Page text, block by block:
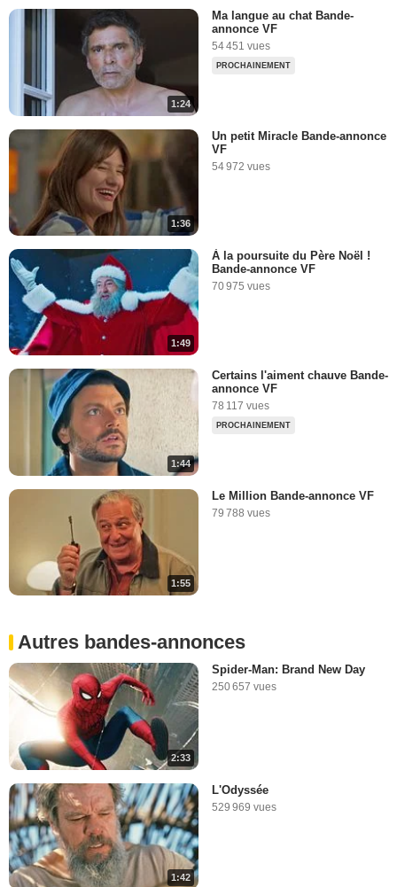
1:24
Ma langue au chat Bande-
annonce VF
54 451 vues
PROCHAINEMENT
1:36
Un petit Miracle Bande-annonce
VF
54 972 vues
1:49
À la poursuite du Père Noël !
Bande-annonce VF
70 975 vues
1:44
Certains l'aiment chauve Bande-
annonce VF
78 117 vues
PROCHAINEMENT
1:55
Le Million Bande-annonce VF
79 788 vues
Autres bandes-annonces
2:33
Spider-Man: Brand New Day
250 657 vues
1:42
L'Odyssée
529 969 vues